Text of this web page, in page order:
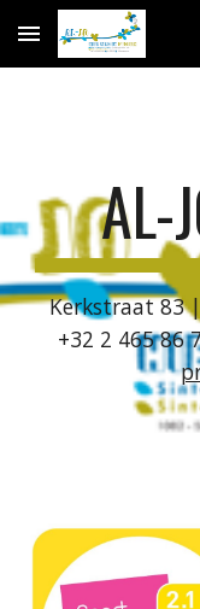
Skip to main content
AL-
Kerkstraat 83
+32 2 465 86